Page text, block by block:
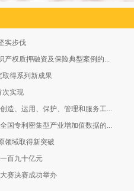
实步伐
产权质押融资及保险典型案例的...
取得系列新成果
次实现
造、运用、保护、管理和服务工...
国专利密集型产业增加值数据的...
领域取得新突破
百九十亿元
赛决赛成功举办